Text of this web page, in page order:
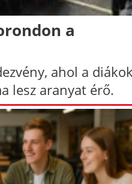
a
ahol a
lesz aranyat érő.